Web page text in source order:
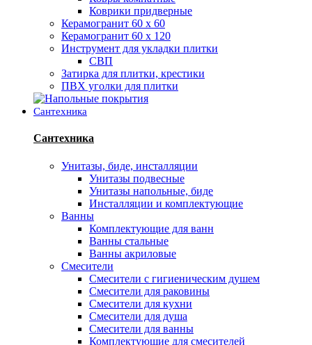
Коврики придверные
Керамогранит 60 х 60
Керамогранит 60 х 120
Инструмент для укладки плитки
СВП
Затирка для плитки, крестики
ПВХ уголки для плитки
Сантехника
Сантехника
Унитазы, биде, инсталляции
Унитазы подвесные
Унитазы напольные, биде
Инсталляции и комплектующие
Ванны
Комплектующие для ванн
Ванны стальные
Ванны акриловые
Смесители
Смесители с гигиеническим душем
Смесители для раковины
Смесители для кухни
Смесители для душа
Смесители для ванны
Комплектующие для смесителей